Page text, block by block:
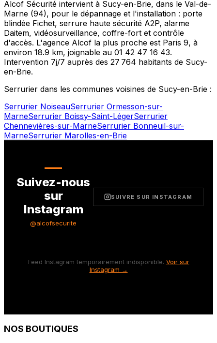
Alcof Sécurité intervient à Sucy-en-Brie, dans le Val-de-
Marne (94), pour le dépannage et l'installation : porte
blindée Fichet, serrure haute sécurité A2P, alarme
Daitem, vidéosurveillance, coffre-fort et contrôle
d'accès. L'agence Alcof la plus proche est Paris 9, à
environ 18.9 km, joignable au 01 42 47 16 43.
Intervention 7j/7 auprès des 27 764 habitants de Sucy-
en-Brie.
Serrurier dans les communes voisines de Sucy-en-Brie :
Serrurier NoiseauSerrurier Ormesson-sur-
MarneSerrurier Boissy-Saint-LégerSerrurier
Chennevières-sur-MarneSerrurier Bonneuil-sur-
MarneSerrurier Marolles-en-Brie
Suivez-nous
sur
Instagram
@alcofsecurite
SUIVRE SUR INSTAGRAM
Feed Instagram temporairement indisponible. Voir sur
Instagram →
NOS BOUTIQUES